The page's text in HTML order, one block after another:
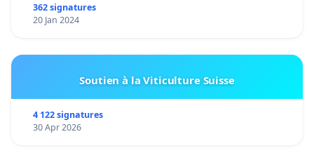
362 signatures
20 Jan 2024
Soutien à la Viticulture Suisse
4 122 signatures
30 Apr 2026